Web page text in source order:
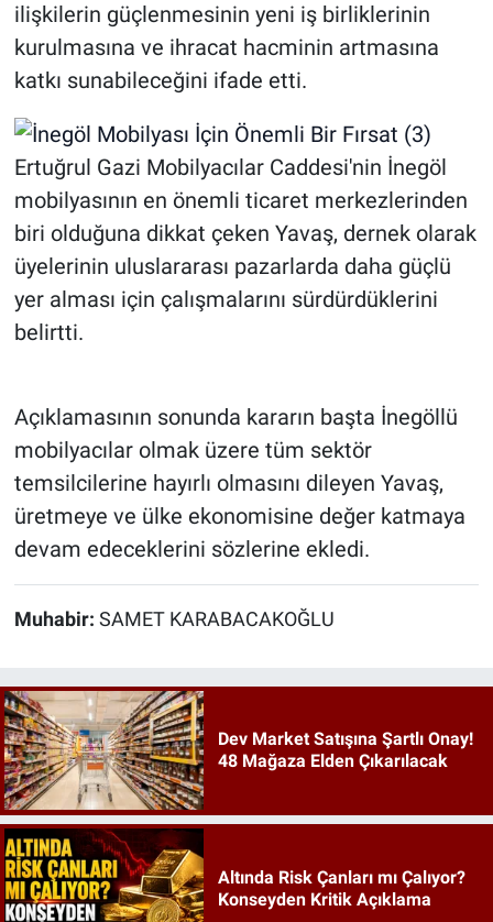
ilişkilerin güçlenmesinin yeni iş birliklerinin
kurulmasına ve ihracat hacminin artmasına
katkı sunabileceğini ifade etti.
Ertuğrul Gazi Mobilyacılar Caddesi'nin İnegöl
mobilyasının en önemli ticaret merkezlerinden
biri olduğuna dikkat çeken Yavaş, dernek olarak
üyelerinin uluslararası pazarlarda daha güçlü
yer alması için çalışmalarını sürdürdüklerini
belirtti.
Açıklamasının sonunda kararın başta İnegöllü
mobilyacılar olmak üzere tüm sektör
temsilcilerine hayırlı olmasını dileyen Yavaş,
üretmeye ve ülke ekonomisine değer katmaya
devam edeceklerini sözlerine ekledi.
Muhabir: SAMET KARABACAKOĞLU
Dev Market Satışına Şartlı Onay!
48 Mağaza Elden Çıkarılacak
Altında Risk Çanları mı Çalıyor?
Konseyden Kritik Açıklama